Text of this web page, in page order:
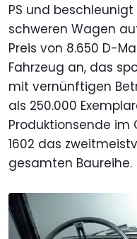
PS und
schweren Wagen
Preis von 8.650 D-
Fahrzeug an, das
mit vernünftigen
als 250.000
Produktionsende im
1602 das
gesamten Baureihe.